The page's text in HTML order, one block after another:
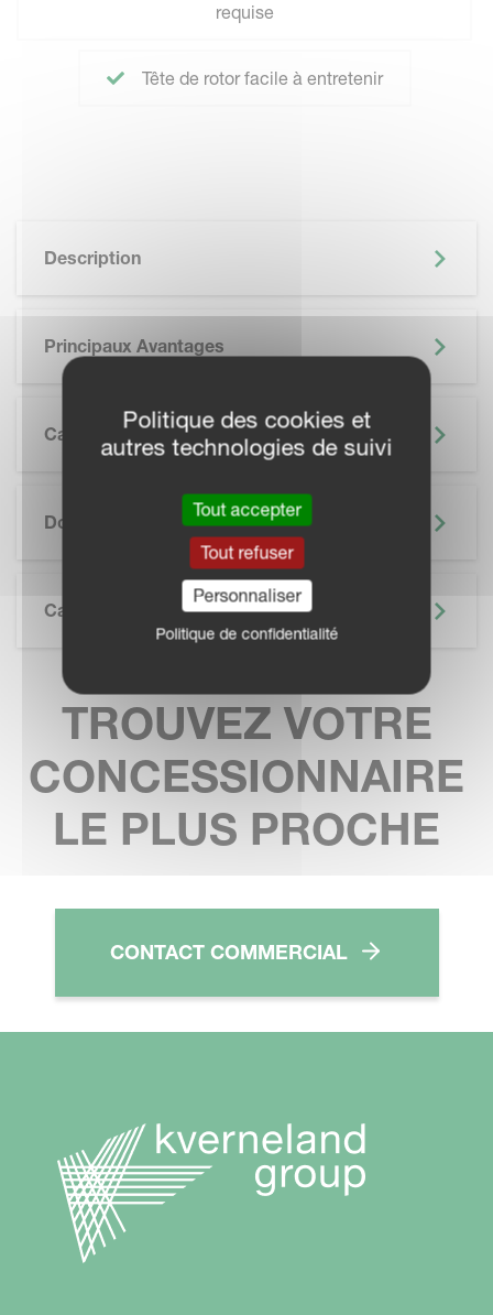
requise
Tête de rotor facile à entretenir
Description
Principaux Avantages
Caractéristiques
Documentation
Caractéristiques Techniques
TROUVEZ VOTRE
CONCESSIONNAIRE
LE PLUS PROCHE
CONTACT COMMERCIAL
Politique des cookies et
autres technologies de suivi
Tout accepter
Tout refuser
Personnaliser
Politique de confidentialité